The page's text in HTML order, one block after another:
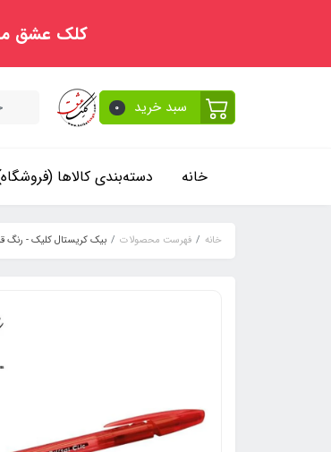
کلک عشق
سبد خرید 0
خانه دسته‌بندی کالاها
خانه فهرست محصولات بیک کریستال کلیک - رنگ